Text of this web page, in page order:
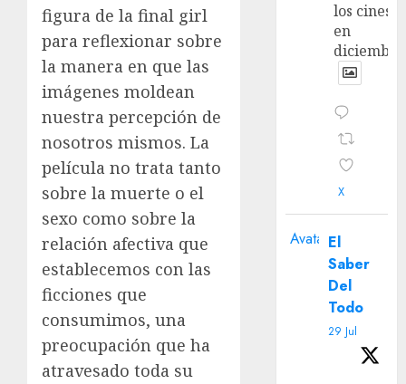
figura de la final girl
para reflexionar sobre
la manera en que las
imágenes moldean
nuestra percepción de
nosotros mismos. La
película no trata tanto
sobre la muerte o el
sexo como sobre la
relación afectiva que
establecemos con las
ficciones que
consumimos, una
preocupación que ha
atravesado toda su
los cines
en
X
Avatar El
Saber
Del
Todo
29 Jul